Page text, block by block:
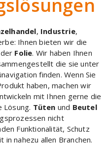
, Industrie,
Ihnen bieten wir die
Folie. Wir haben Ihnen
die sie unter
finden. Wenn Sie
haben, machen wir
mit Ihnen gerne die
Lösung. Tüten und Beutel
nicht
Funktionalität, Schutz
nahezu allen Branchen.